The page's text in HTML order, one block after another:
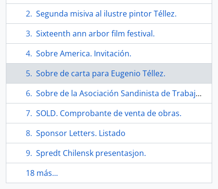
Segunda misiva al ilustre pintor Téllez.
Sixteenth ann arbor film festival.
Sobre America. Invitación.
Sobre de carta para Eugenio Téllez.
Sobre de la Asociación Sandinista de Trabajadores de la Cultura.
SOLD. Comprobante de venta de obras.
Sponsor Letters. Listado
Spredt Chilensk presentasjon.
18 más...